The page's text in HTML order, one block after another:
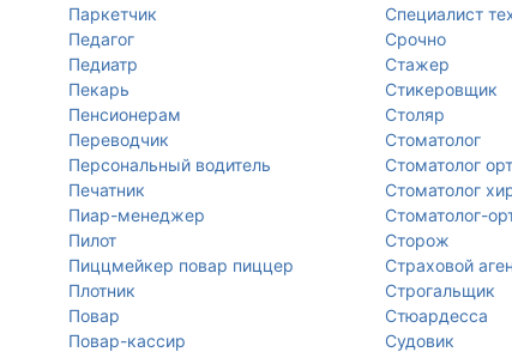
Паркетчик
Педагог
Педиатр
Пекарь
Пенсионерам
Переводчик
Персональный водитель
Печатник
Пиар-менеджер
Пилот
Пиццмейкер повар пиццер
Плотник
Повар
Повар-кассир
Специалист
Срочно
Стажер
Стикеровщик
Столяр
Стоматолог
Стоматолог
Стоматолог
Стоматолог-
Сторож
Страховой
Строгальщик
Стюардесса
Судовик